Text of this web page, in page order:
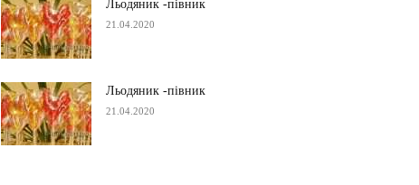
Льодяник -півник
21.04.2020
Льодяник -півник
21.04.2020